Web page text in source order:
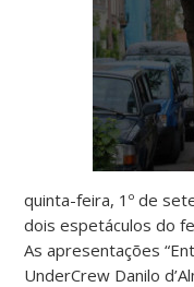
quinta-feira, 1º de
dois espetáculos do
As apresentações
UnderCrew Danilo